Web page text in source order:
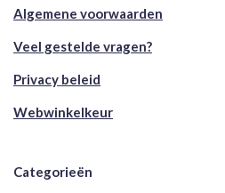
Algemene voorwaarden
Veel gestelde vragen?
Privacy beleid
Webwinkelkeur
Categorieën